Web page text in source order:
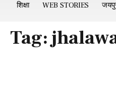
शिक्षा WEB STORIES
Tag: